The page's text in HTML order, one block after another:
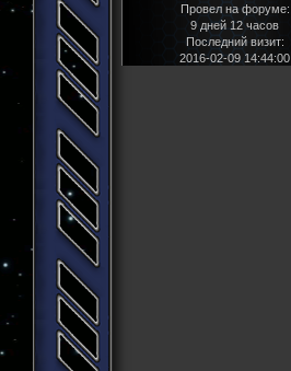
Провел на форуме:
9 дней 12 часов
Последний визит:
2016-02-09 14:44:00